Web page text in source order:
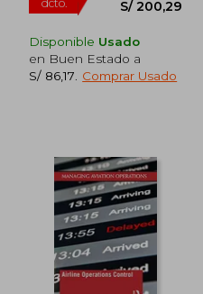
Disponible Usado
en Buen Estado a
S/ 86,17
Comprar Usado